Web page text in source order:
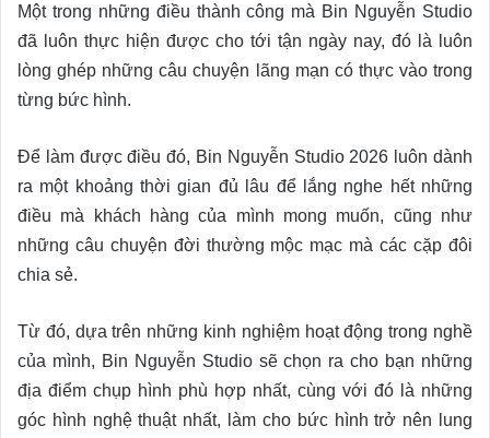
Một trong những điều thành công mà Bin Nguyễn Studio
đã luôn thực hiện được cho tới tận ngày nay, đó là luôn
lòng ghép những câu chuyện lãng mạn có thực vào trong
từng bức hình.
Để làm được điều đó, Bin Nguyễn Studio 2026 luôn dành
ra một khoảng thời gian đủ lâu để lắng nghe hết những
điều mà khách hàng của mình mong muốn, cũng như
những câu chuyện đời thường mộc mạc mà các cặp đôi
chia sẻ.
Từ đó, dựa trên những kinh nghiệm hoạt động trong nghề
của mình, Bin Nguyễn Studio sẽ chọn ra cho bạn những
địa điểm chụp hình phù hợp nhất, cùng với đó là những
góc hình nghệ thuật nhất, làm cho bức hình trở nên lung